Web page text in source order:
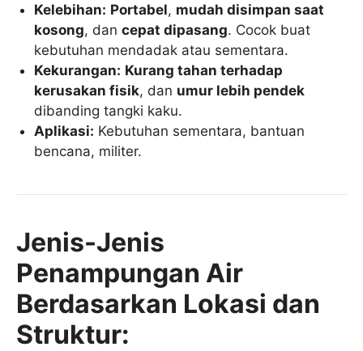
Kelebihan: Portabel, mudah disimpan saat
kosong, dancepat dipasang. Cocok buat
kebutuhan mendadak atau sementara.
Kekurangan: Kurang tahan terhadap
kerusakan fisik, dan umur lebih pendek
dibanding tangki kaku.
Aplikasi: Kebutuhan sementara, bantuan
bencana, militer.
Jenis-Jenis
Penampungan Air
Berdasarkan Lokasi dan
Struktur: